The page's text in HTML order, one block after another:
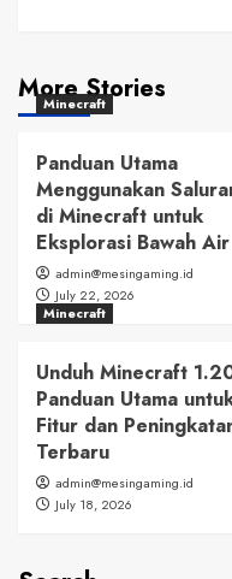
More Stories
Minecraft
Panduan Utama
Menggunakan
di Minecraft untuk
Eksplorasi Bawah Air
admin@mesingaming.id
July 22, 2026
Minecraft
Unduh Minecraft
Panduan Utama
Fitur dan
Terbaru
admin@mesingaming.id
July 18, 2026